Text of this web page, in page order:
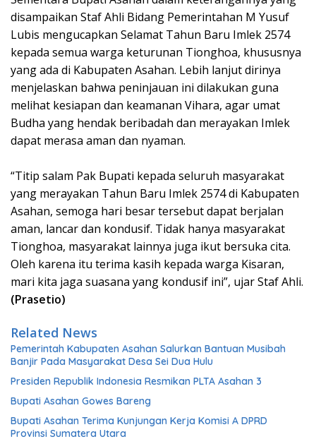
disampaikan Staf Ahli Bidang Pemerintahan M Yusuf
Lubis mengucapkan Selamat Tahun Baru Imlek 2574
kepada semua warga keturunan Tionghoa, khususnya
yang ada di Kabupaten Asahan. Lebih lanjut dirinya
menjelaskan bahwa peninjauan ini dilakukan guna
melihat kesiapan dan keamanan Vihara, agar umat
Budha yang hendak beribadah dan merayakan Imlek
dapat merasa aman dan nyaman.
“Titip salam Pak Bupati kepada seluruh masyarakat
yang merayakan Tahun Baru Imlek 2574 di Kabupaten
Asahan, semoga hari besar tersebut dapat berjalan
aman, lancar dan kondusif. Tidak hanya masyarakat
Tionghoa, masyarakat lainnya juga ikut bersuka cita.
Oleh karena itu terima kasih kepada warga Kisaran,
mari kita jaga suasana yang kondusif ini”, ujar Staf Ahli.
(Prasetio)
Related News
Pemerintah Kabupaten Asahan Salurkan Bantuan Musibah
Banjir Pada Masyarakat Desa Sei Dua Hulu
Presiden Republik Indonesia Resmikan PLTA Asahan 3
Bupati Asahan Gowes Bareng
Bupati Asahan Terima Kunjungan Kerja Komisi A DPRD
Provinsi Sumatera Utara